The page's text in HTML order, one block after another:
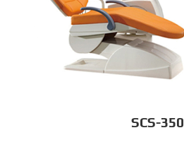
SCS-350